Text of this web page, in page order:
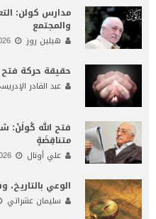
مدارس كولن:
والمجتمع
هيلين روز
حقيقة حركة فتح
عبد القادر
فتح الله كُولَنْ:
متناقِضَةٍ
علي أونال
الوعي بالتاريخ،
سليمان عشراتي